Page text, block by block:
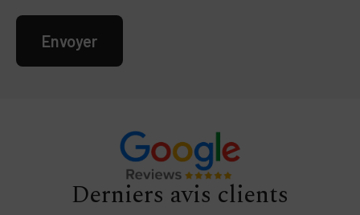
Envoyer
Derniers avis clients